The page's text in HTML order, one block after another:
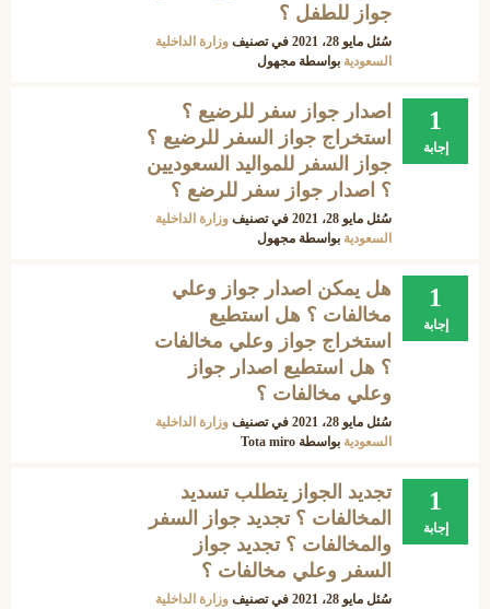
جواز للطفل ؟
سُئل مايو 28، 2021 في تصنيف وزارة الداخلية
السعودية بواسطة مجهول
1
إجابة
اصدار جواز سفر للرضيع ؟
استخراج جواز السفر للرضيع ؟
جواز السفر للمواليد السعوديين
؟ اصدار جواز سفر للرضع ؟
سُئل مايو 28، 2021 في تصنيف وزارة الداخلية
السعودية بواسطة مجهول
1
إجابة
هل يمكن اصدار جواز وعلي
مخالفات ؟ هل استطيع
استخراج جواز وعلي مخالفات
؟ هل استطيع اصدار جواز
وعلي مخالفات ؟
سُئل مايو 28، 2021 في تصنيف وزارة الداخلية
السعودية بواسطة Tota miro
1
إجابة
تجديد الجواز يتطلب تسديد
المخالفات ؟ تجديد جواز السفر
والمخالفات ؟ تجديد جواز
السفر وعلي مخالفات ؟
سُئل مايو 28، 2021 في تصنيف وزارة الداخلية